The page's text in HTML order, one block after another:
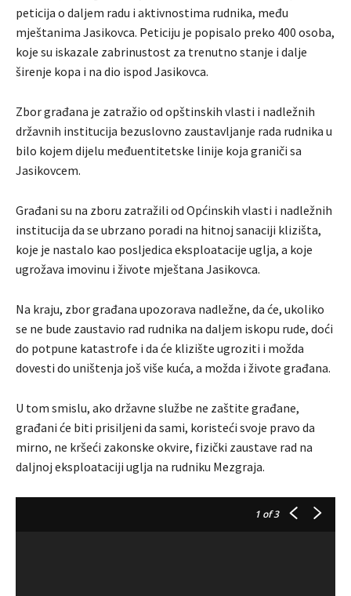
peticija o daljem radu i aktivnostima rudnika, među
mještanima Jasikovca. Peticiju je popisalo preko 400 osoba,
koje su iskazale zabrinustost za trenutno stanje i dalje
širenje kopa i na dio ispod Jasikovca.
Zbor građana je zatražio od opštinskih vlasti i nadležnih
državnih institucija bezuslovno zaustavljanje rada rudnika u
bilo kojem dijelu međuentitetske linije koja graniči sa
Jasikovcem.
Građani su na zboru zatražili od Općinskih vlasti i nadležnih
institucija da se ubrzano poradi na hitnoj sanaciji klizišta,
koje je nastalo kao posljedica eksploatacije uglja, a koje
ugrožava imovinu i živote mještana Jasikovca.
Na kraju, zbor građana upozorava nadležne, da će, ukoliko
se ne bude zaustavio rad rudnika na daljem iskopu rude, doći
do potpune katastrofe i da će klizište ugroziti i možda
dovesti do uništenja još više kuća, a možda i živote građana.
U tom smislu, ako državne službe ne zaštite građane,
građani će biti prisiljeni da sami, koristeći svoje pravo da
mirno, ne kršeći zakonske okvire, fizički zaustave rad na
daljnoj eksploataciji uglja na rudniku Mezgraja.
1 of 3